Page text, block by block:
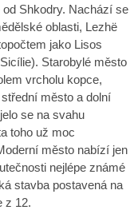
Shkodry. Nachází se
oblasti, Lezhë
jako Lisos
Starobylé město
vrcholu kopce,
město a dolní
se na svahu
toho už moc
město nabízí jen
nejlépe známé
stavba postavená na
z 12.